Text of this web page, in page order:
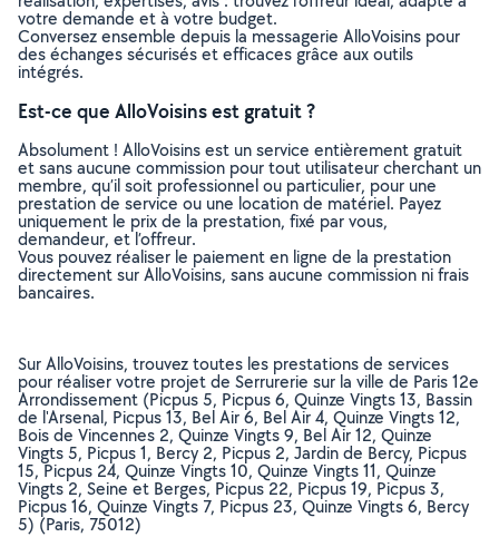
votre demande et à votre budget.
Conversez ensemble depuis la messagerie AlloVoisins pour
des échanges sécurisés et efficaces grâce aux outils
intégrés.
Est-ce que AlloVoisins est gratuit ?
Absolument ! AlloVoisins est un service entièrement gratuit
et sans aucune commission pour tout utilisateur cherchant un
membre, qu’il soit professionnel ou particulier, pour une
prestation de service ou une location de matériel. Payez
uniquement le prix de la prestation, fixé par vous,
demandeur, et l’offreur.
Vous pouvez réaliser le paiement en ligne de la prestation
directement sur AlloVoisins, sans aucune commission ni frais
bancaires.
Sur AlloVoisins, trouvez toutes les prestations de services
pour réaliser votre projet de Serrurerie sur la ville de Paris 12e
Arrondissement (Picpus 5, Picpus 6, Quinze Vingts 13, Bassin
de l'Arsenal, Picpus 13, Bel Air 6, Bel Air 4, Quinze Vingts 12,
Bois de Vincennes 2, Quinze Vingts 9, Bel Air 12, Quinze
Vingts 5, Picpus 1, Bercy 2, Picpus 2, Jardin de Bercy, Picpus
15, Picpus 24, Quinze Vingts 10, Quinze Vingts 11, Quinze
Vingts 2, Seine et Berges, Picpus 22, Picpus 19, Picpus 3,
Picpus 16, Quinze Vingts 7, Picpus 23, Quinze Vingts 6, Bercy
5) (Paris, 75012)